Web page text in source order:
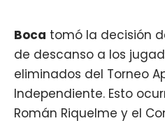
Boca tomó la decisión
de descanso a los
eliminados del Torneo
Independiente. Esto
Román Riquelme y el